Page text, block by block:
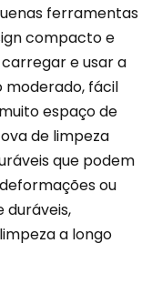
ferramentas
compacto e
e usar a
moderado, fácil
espaço de
de limpeza
que podem
ou
duráveis,
a longo